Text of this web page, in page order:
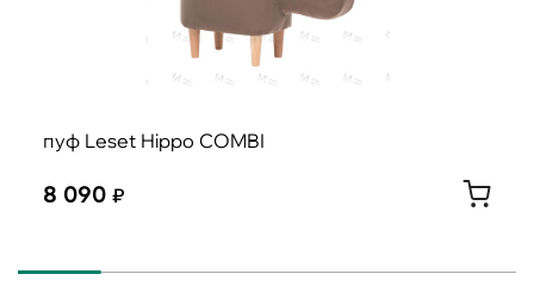
пуф Leset Hippo COMBI
8 090